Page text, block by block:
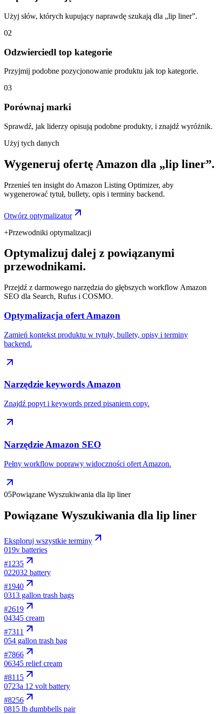
Użyj słów, których kupujący naprawdę szukają dla „lip liner”.
02
Odzwierciedl top kategorie
Przyjmij podobne pozycjonowanie produktu jak top kategorie.
03
Porównaj marki
Sprawdź, jak liderzy opisują podobne produkty, i znajdź wyróżnik.
Użyj tych danych
Wygeneruj ofertę Amazon dla „lip liner”.
Przenieś ten insight do Amazon Listing Optimizer, aby
wygenerować tytuł, bullety, opis i terminy backend.
Otwórz optymalizator
+Przewodniki optymalizacji
Optymalizuj dalej z powiązanymi
przewodnikami.
Przejdź z darmowego narzędzia do głębszych workflow Amazon
SEO dla Search, Rufus i COSMO.
Optymalizacja ofert Amazon
Zamień kontekst produktu w tytuły, bullety, opisy i terminy
backend.
Narzędzie keywords Amazon
Znajdź popyt i keywords przed pisaniem copy.
Narzędzie Amazon SEO
Pełny workflow poprawy widoczności ofert Amazon.
05Powiązane Wyszukiwania dla lip liner
Powiązane Wyszukiwania dla lip liner
Eksploruj wszystkie terminy
019v batteries
#1235
022032 battery
#1940
0313 gallon trash bags
#2619
04345 cream
#7311
054 gallon trash bag
#7866
06345 relief cream
#8115
0723a 12 volt battery
#8256
0815 lb dumbbells pair